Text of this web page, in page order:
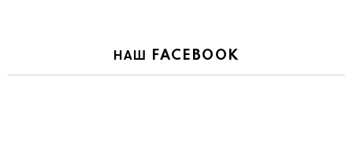
НАШ FACEBOOK